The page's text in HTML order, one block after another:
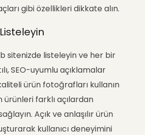
gibi özellikleri dikkate alın.
sitenizde listeleyin ve her bir
SEO-uyumlu açıklamalar
ürün fotoğrafları kullanın
farklı açılardan
Açık ve anlaşılır ürün
kullanıcı deneyimini